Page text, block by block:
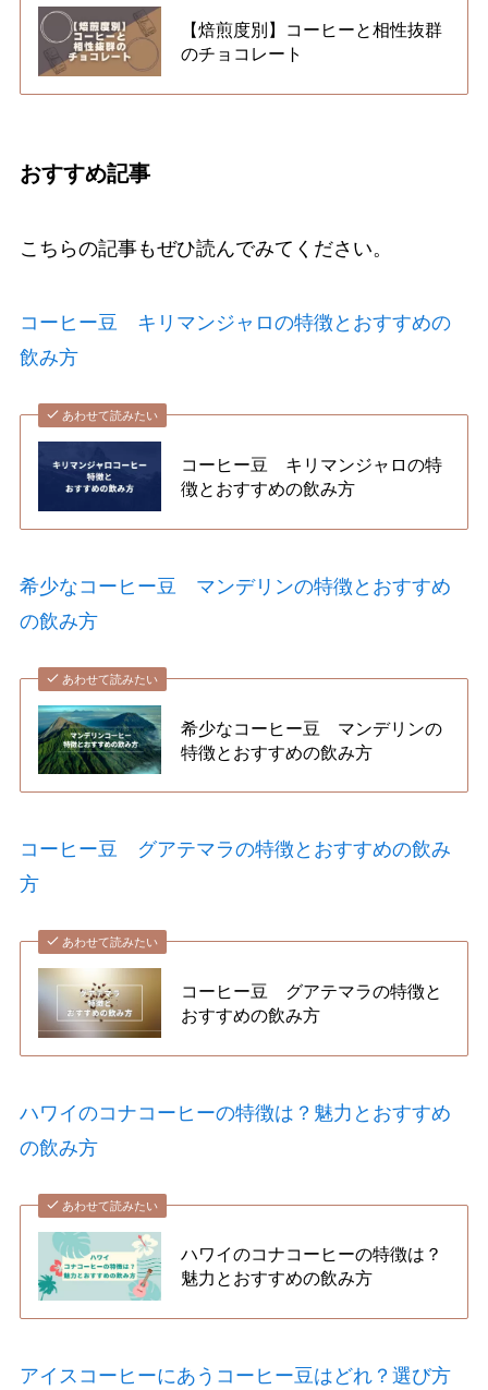
【焙煎度別】コーヒーと相性抜群
のチョコレート
おすすめ記事
こちらの記事もぜひ読んでみてください。
コーヒー豆 キリマンジャロの特徴とおすすめの
飲み方
あわせて読みたい
コーヒー豆 キリマンジャロの特
徴とおすすめの飲み方
希少なコーヒー豆 マンデリンの特徴とおすすめ
の飲み方
あわせて読みたい
希少なコーヒー豆 マンデリンの
特徴とおすすめの飲み方
コーヒー豆 グアテマラの特徴とおすすめの飲み
方
あわせて読みたい
コーヒー豆 グアテマラの特徴と
おすすめの飲み方
ハワイのコナコーヒーの特徴は？魅力とおすすめ
の飲み方
あわせて読みたい
ハワイのコナコーヒーの特徴は？
魅力とおすすめの飲み方
アイスコーヒーにあうコーヒー豆はどれ？選び方